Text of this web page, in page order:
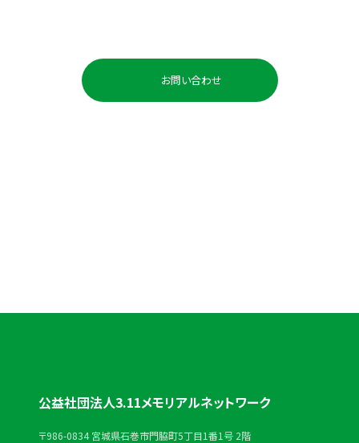
お問い合わせ
公益社団法人3.11メモリアルネットワーク
〒986-0834 宮城県石巻市門脇町5丁目1番1号 2階